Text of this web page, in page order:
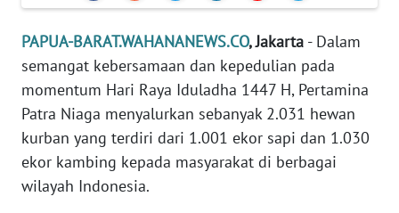
PAPUA-BARAT.WAHANANEWS.CO, Jakarta - Dalam
semangat kebersamaan dan kepedulian pada
momentum Hari Raya Iduladha 1447 H, Pertamina
Patra Niaga menyalurkan sebanyak 2.031 hewan
kurban yang terdiri dari 1.001 ekor sapi dan 1.030
ekor kambing kepada masyarakat di berbagai
wilayah Indonesia.
REDAKSI
KARIR
DISCLAIMER